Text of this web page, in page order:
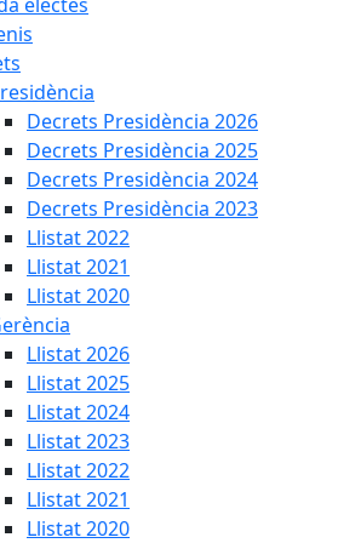
Decrets Presidència 2026
Decrets Presidència 2025
Decrets Presidència 2024
Decrets Presidència 2023
Llistat 2022
Llistat 2021
Llistat 2020
Llistat 2026
Llistat 2025
Llistat 2024
Llistat 2023
Llistat 2022
Llistat 2021
Llistat 2020